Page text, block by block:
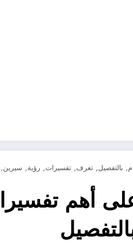
, بالتفصيل, تعرف, تفسيرات, رؤية, سيرين,
أهم